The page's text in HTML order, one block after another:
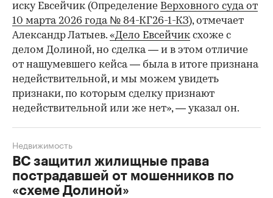
иску Евсейчик (Определение Верховного суда от
10 марта 2026 года № 84-КГ26-1-КЗ), отмечает
Александр Латыев. «Дело Евсейчик схоже с
делом Долиной, но сделка — и в этом отличие
от нашумевшего кейса — была в итоге признана
недействительной, и мы можем увидеть
признаки, по которым сделку признают
недействительной или же нет», — указал он.
ВС защитил жилищные права
пострадавшей от мошенников по
«схеме Долиной»
Недвижимость